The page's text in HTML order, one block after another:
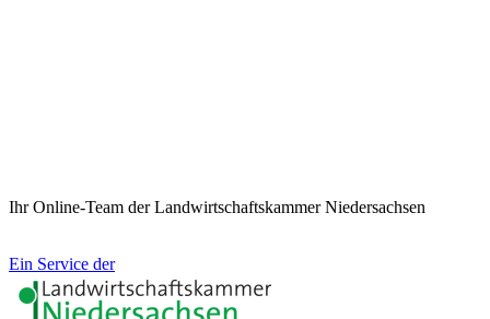
Ihr Online-Team der Landwirtschaftskammer Niedersachsen
Ein Service der